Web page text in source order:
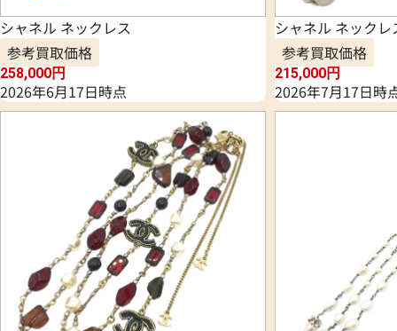
シャネル ネックレス
参考買取価格
258,000円
2026年6月17日時点
シャネル ネックレ
参考買取価格
215,000円
2026年7月17日時